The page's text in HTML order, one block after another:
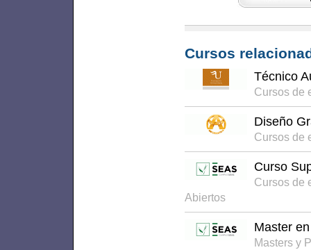
Cursos
Técnico
Cursos de
Diseño
Cursos de
Curso
Cursos de
Abiertos
Master
Masters y